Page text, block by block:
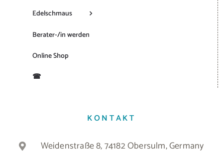
Edelschmaus
Berater-/in werden
Online Shop
☎
KONTAKT
Weidenstraße 8, 74182 Obersulm, Germany